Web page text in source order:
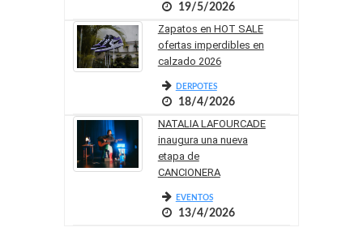
19/5/2026
Zapatos en HOT SALE
ofertas imperdibles en
calzado 2026
DERPOTES
18/4/2026
NATALIA LAFOURCADE
inaugura una nueva
etapa de
CANCIONERA
EVENTOS
13/4/2026